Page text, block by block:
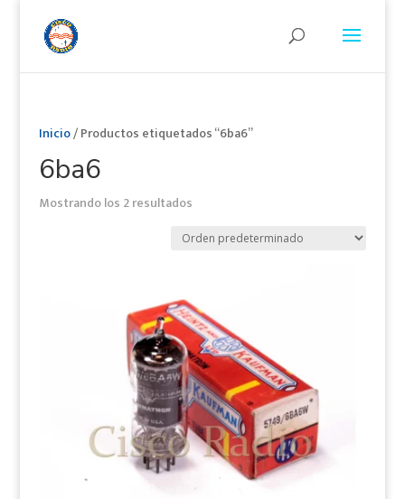
Inicio/ Productos etiquetados “6ba6”
6ba6
Mostrando los 2 resultados